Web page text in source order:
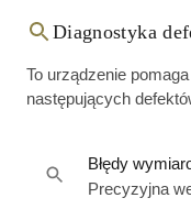
Diagnostyka
To urządzenie
następujących
Błędy
Precyzyjna